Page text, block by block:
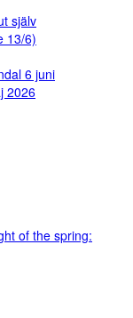
själv
13/6)
6 juni
2026
of the spring: